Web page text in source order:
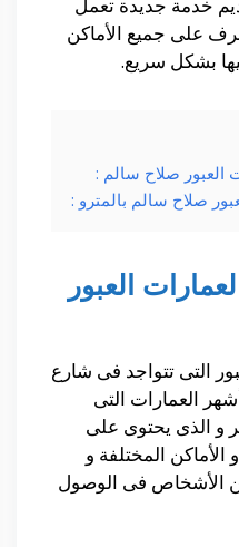
على جميع الأماكن
بشكل سريع.
العبور صلاح سالم :
صلاح سالم بالمترو :
العبور
التى تتواجد فى شارع
العمارات التى
و الذى يحتوى على
المختلفة و
الأشخاص فى الوصول